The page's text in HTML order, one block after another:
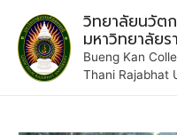
วิทยาลัยนวัต
มหาวิทยาลัย
Bueng Kan
Thani Rajabhat